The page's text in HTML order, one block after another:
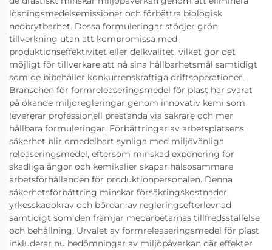
lösningsmedelsemissioner och förbättra biologisk
nedbrytbarhet. Dessa formuleringar stödjer grön
tillverkning utan att kompromissa med
produktionseffektivitet eller delkvalitet, vilket gör det
möjligt för tillverkare att nå sina hållbarhetsmål samtidigt
som de bibehåller konkurrenskraftiga driftsoperationer.
Branschen för formreleaseringsmedel för plast har svarat
på ökande miljöregleringar genom innovativ kemi som
levererar professionell prestanda via säkrare och mer
hållbara formuleringar. Förbättringar av arbetsplatsens
säkerhet blir omedelbart synliga med miljövänliga
releaseringsmedel, eftersom minskad exponering för
skadliga ångor och kemikalier skapar hälsosammare
arbetsförhållanden för produktionpersonalen. Denna
säkerhetsförbättring minskar försäkringskostnader,
yrkesskadokrav och bördan av regleringsefterlevnad
samtidigt som den främjar medarbetarnas tillfredsställelse
och behållning. Urvalet av formreleaseringsmedel för plast
inkluderar nu bedömningar av miljöpåverkan där effekter